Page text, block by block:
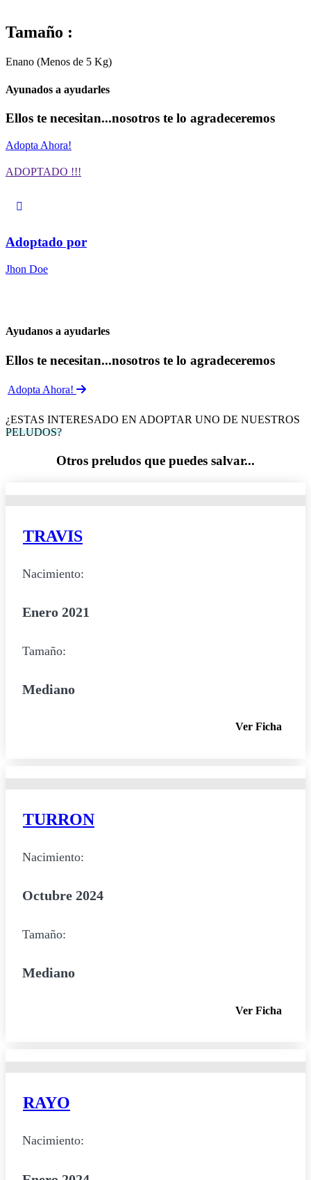
Tamaño :
Enano (Menos de 5 Kg)
Ayunados a ayudarles
Ellos te necesitan...nosotros te lo agradeceremos
Adopta Ahora!
ADOPTADO !!!
Adoptado por
Jhon Doe
Ayudanos a ayudarles
Ellos te necesitan...nosotros te lo agradeceremos
Adopta Ahora!
¿ESTAS INTERESADO EN ADOPTAR UNO DE NUESTROS
PELUDOS?
Otros preludos que puedes salvar...
TRAVIS
Nacimiento:
Enero 2021
Tamaño:
Mediano
Ver Ficha
TURRON
Nacimiento:
Octubre 2024
Tamaño:
Mediano
Ver Ficha
RAYO
Nacimiento: